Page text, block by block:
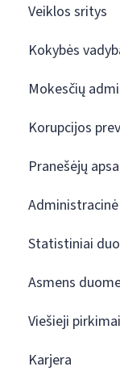
Veiklos sritys
Kokybės
Mokesčių
Korupcijos
Pranešėjų
Statistiniai
Asmens
Viešieji pirkimai
Karjera